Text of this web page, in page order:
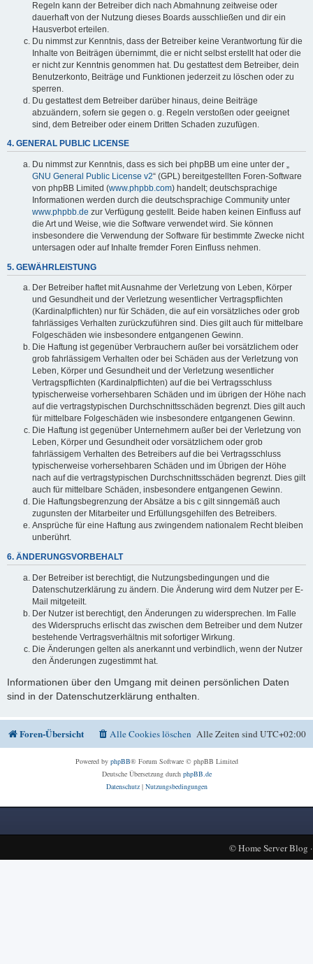
Regeln kann der Betreiber dich nach Abmahnung zeitweise oder
dauerhaft von der Nutzung dieses Boards ausschließen und dir ein
Hausverbot erteilen.
Du nimmst zur Kenntnis, dass der Betreiber keine Verantwortung für die
Inhalte von Beiträgen übernimmt, die er nicht selbst erstellt hat oder die
er nicht zur Kenntnis genommen hat. Du gestattest dem Betreiber, dein
Benutzerkonto, Beiträge und Funktionen jederzeit zu löschen oder zu
sperren.
Du gestattest dem Betreiber darüber hinaus, deine Beiträge
abzuändern, sofern sie gegen o. g. Regeln verstoßen oder geeignet
sind, dem Betreiber oder einem Dritten Schaden zuzufügen.
4. GENERAL PUBLIC LICENSE
Du nimmst zur Kenntnis, dass es sich bei phpBB um eine unter der „
GNU General Public License v2“ (GPL) bereitgestellten Foren-Software
von phpBB Limited (www.phpbb.com) handelt; deutschsprachige
Informationen werden durch die deutschsprachige Community unter
www.phpbb.de zur Verfügung gestellt. Beide haben keinen Einfluss auf
die Art und Weise, wie die Software verwendet wird. Sie können
insbesondere die Verwendung der Software für bestimmte Zwecke nicht
untersagen oder auf Inhalte fremder Foren Einfluss nehmen.
5. GEWÄHRLEISTUNG
Der Betreiber haftet mit Ausnahme der Verletzung von Leben, Körper
und Gesundheit und der Verletzung wesentlicher Vertragspflichten
(Kardinalpflichten) nur für Schäden, die auf ein vorsätzliches oder grob
fahrlässiges Verhalten zurückzuführen sind. Dies gilt auch für mittelbare
Folgeschäden wie insbesondere entgangenen Gewinn.
Die Haftung ist gegenüber Verbrauchern außer bei vorsätzlichem oder
grob fahrlässigem Verhalten oder bei Schäden aus der Verletzung von
Leben, Körper und Gesundheit und der Verletzung wesentlicher
Vertragspflichten (Kardinalpflichten) auf die bei Vertragsschluss
typischerweise vorhersehbaren Schäden und im übrigen der Höhe nach
auf die vertragstypischen Durchschnittsschäden begrenzt. Dies gilt auch
für mittelbare Folgeschäden wie insbesondere entgangenen Gewinn.
Die Haftung ist gegenüber Unternehmern außer bei der Verletzung von
Leben, Körper und Gesundheit oder vorsätzlichem oder grob
fahrlässigem Verhalten des Betreibers auf die bei Vertragsschluss
typischerweise vorhersehbaren Schäden und im Übrigen der Höhe
nach auf die vertragstypischen Durchschnittsschäden begrenzt. Dies gilt
auch für mittelbare Schäden, insbesondere entgangenen Gewinn.
Die Haftungsbegrenzung der Absätze a bis c gilt sinngemäß auch
zugunsten der Mitarbeiter und Erfüllungsgehilfen des Betreibers.
Ansprüche für eine Haftung aus zwingendem nationalem Recht bleiben
unberührt.
6. ÄNDERUNGSVORBEHALT
Der Betreiber ist berechtigt, die Nutzungsbedingungen und die
Datenschutzerklärung zu ändern. Die Änderung wird dem Nutzer per E-
Mail mitgeteilt.
Der Nutzer ist berechtigt, den Änderungen zu widersprechen. Im Falle
des Widerspruchs erlischt das zwischen dem Betreiber und dem Nutzer
bestehende Vertragsverhältnis mit sofortiger Wirkung.
Die Änderungen gelten als anerkannt und verbindlich, wenn der Nutzer
den Änderungen zugestimmt hat.
Informationen über den Umgang mit deinen persönlichen Daten
sind in der Datenschutzerklärung enthalten.
Foren-Übersicht Alle Zeiten sindUTC+02:00
Alle Cookies löschen
Powered by phpBB® Forum Software © phpBB Limited
Deutsche Übersetzung durch phpBB.de
Datenschutz| Nutzungsbedingungen
©Home Server Blog